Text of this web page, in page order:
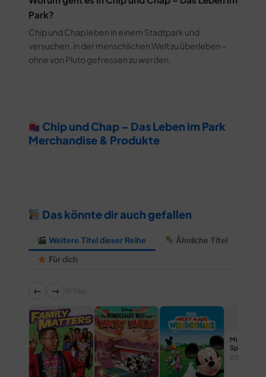
Park?
Chip und Chap leben in einem Stadtpark und
versuchen, in der menschlichen Welt zu überleben –
ohne von Pluto gefressen zu werden.
Chip und Chap – Das Leben im Park
Merchandise & Produkte
Das könnte dir auch gefallen
Weitere Titel dieser Reihe
Ähnliche Titel
Für dich
← → 10 Titel
Micky Maus
Spielhaus
2022